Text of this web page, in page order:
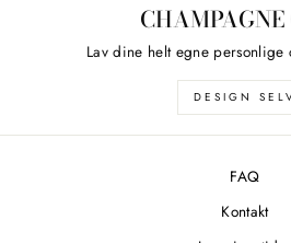
Lav dine helt egne personlige
DESIGN
FAQ
Kontakt